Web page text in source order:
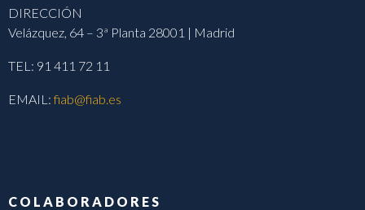
DIRECCIÓN
Velázquez, 64 – 3ª Planta 28001 | Madrid
TEL: 91 411 72 11
EMAIL:fiab@fiab.es
COLABORADORES